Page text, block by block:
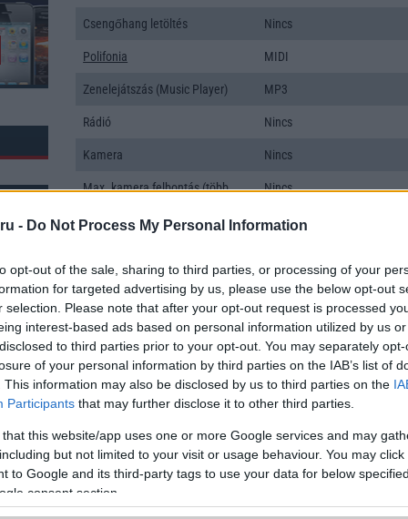
- Do Not Process My Personal Information
opt-out of the sale, sharing to third parties, or processing of your
for targeted advertising by us, please use the below opt-out
selection. Please note that after your opt-out request is processed
interest-based ads based on personal information utilized by us
to third parties prior to your opt-out. You may separately
of your personal information by third parties on the IAB’s list of
This information may also be disclosed by us to third parties on the
Participants that may further disclose it to other third parties.
that this website/app uses one or more Google services and may
but not limited to your visit or usage behaviour. You may
to Google and its third-party tags to use your data for below
consent section.
13
Csengőhang letöltés Nincs
Polifonia MIDI
Zenelejátszás (Music Player) MP3
Rádió Nincs
Kamera Nincs
Max. kamera felbontás (több
Nincs
MEMÓRIA ÉS TÁRHELY
Telefonkönyv db Nincs
Min. memória 1 GB
Min. háttértár Nincs
Memória bővíthetőség Nincs
ADATCSERE
GPRS Nincs
EDGE Nincs